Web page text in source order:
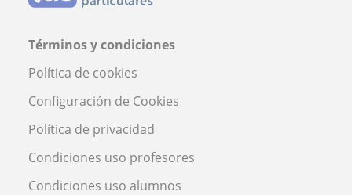
Términos y condiciones
Política de cookies
Configuración de Cookies
Política de privacidad
Condiciones uso profesores
Condiciones uso alumnos